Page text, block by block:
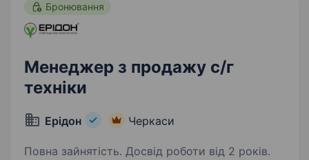
Бронювання
Менеджер з продажу с/г
техніки
Ерідон Черкаси
Повна зайнятість. Досвід роботи від 2 років.